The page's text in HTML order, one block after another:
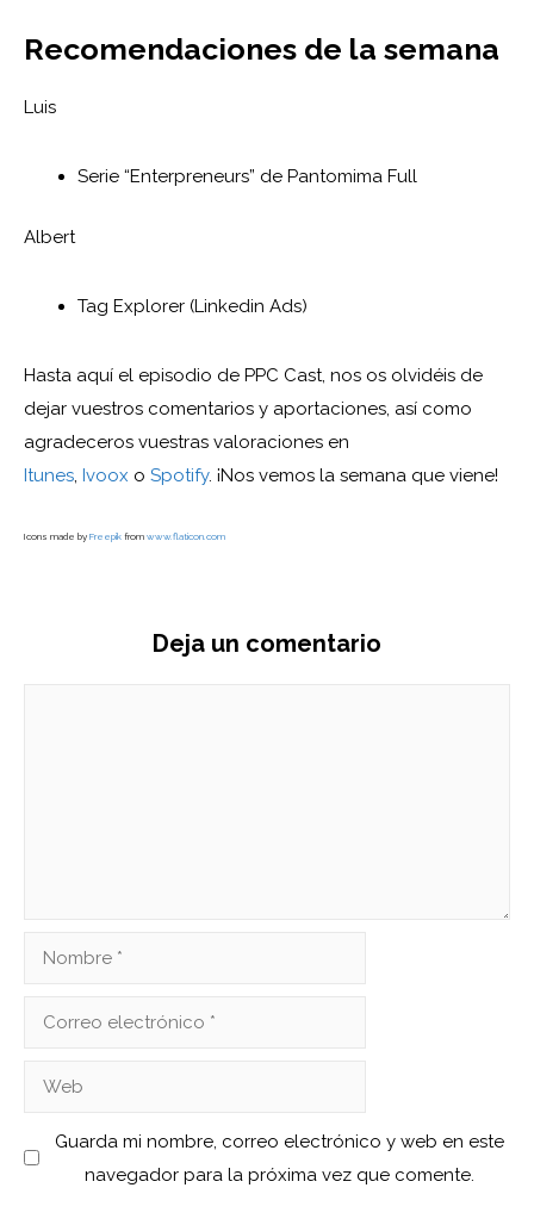
Recomendaciones de la semana
Luis
Serie “Enterpreneurs” de Pantomima Full
Albert
Tag Explorer (Linkedin Ads)
Hasta aquí el episodio de PPC Cast, nos os olvidéis de
dejar vuestros comentarios y aportaciones, así como
agradeceros vuestras valoraciones en
Itunes Ivoox o Spotify. ¡Nos vemos la semana que viene!
Icons made by Freepik from www.flaticon.com
Deja un comentario
Guarda mi nombre, correo electrónico y web en este
navegador para la próxima vez que comente.